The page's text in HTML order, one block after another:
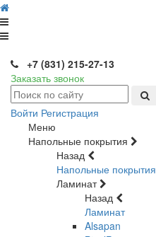
+7 (831) 215-27-13
Заказать звонок
Войти Регистрация
Меню
Напольные покрытия
Назад
Напольные покрытия
Ламинат
Назад
Ламинат
Alsapan